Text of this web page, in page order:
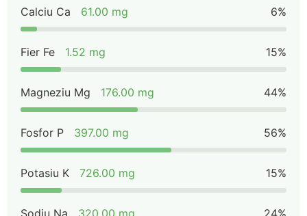
Calciu Ca 61.00 mg 6%
Fier Fe 1.52 mg 15%
Magneziu Mg 176.00 mg 44%
Fosfor P 397.00 mg 56%
Potasiu K 726.00 mg 15%
Sodiu Na 320.00 mg 24%